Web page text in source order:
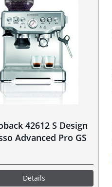
42612 S Design
Advanced Pro GS
Details